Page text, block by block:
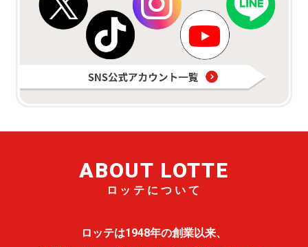
ABOUT LOTTE
ロッテについて
ロッテは1948年の創業以来、